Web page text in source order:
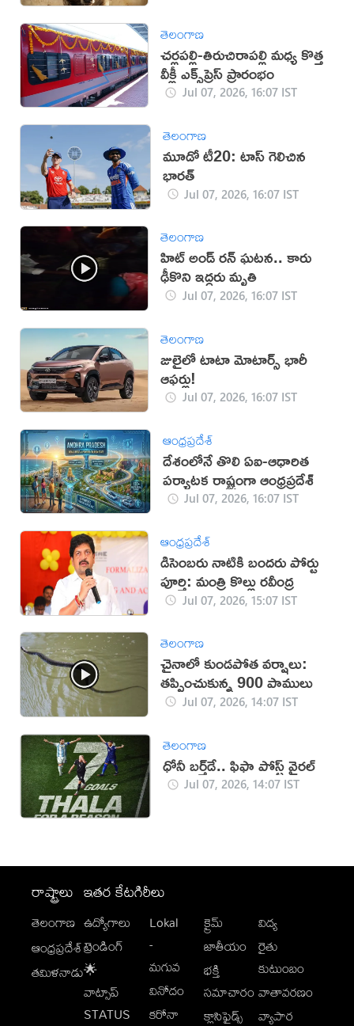
తెలంగాణ
చర్లపల్లి-తిరుచిరాపల్లి మధ్య కొత్త
వీక్లీ ఎక్స్‌ప్రెస్ ప్రారంభం
Jul 07, 2026, 16:07 IST
తెలంగాణ
మూడో టీ20: టాస్ గెలిచిన
భారత్
Jul 07, 2026, 16:07 IST
తెలంగాణ
హిట్ అండ్ రన్ ఘటన.. కారు
ఢీకొని ఇద్దరు మృతి
Jul 07, 2026, 16:07 IST
తెలంగాణ
జులైలో టాటా మోటార్స్ భారీ
ఆఫర్లు!
Jul 07, 2026, 16:07 IST
ఆంధ్రప్రదేశ్
దేశంలోనే తొలి ఏఐ-ఆధారిత
పర్యాటక రాష్ట్రంగా ఆంధ్రప్రదేశ్
Jul 07, 2026, 16:07 IST
ఆంధ్రప్రదేశ్
డిసెంబరు నాటికి బందరు పోర్టు
పూర్తి: మంత్రి కొల్లు రవీంద్ర
Jul 07, 2026, 15:07 IST
తెలంగాణ
చైనాలో కుండపోత వర్షాలు:
తప్పించుకున్న 900 పాములు
Jul 07, 2026, 14:07 IST
తెలంగాణ
ధోనీ బర్త్‌డే.. ఫిఫా పోస్ట్ వైరల్
Jul 07, 2026, 14:07 IST
రాష్ట్రాలు
తెలంగాణ
ఆంధ్రప్రదేశ్
తమిళనాడు
ఇతర కేటగిరీలు
ఉద్యోగాలు
ట్రెండింగ్
🌟
వాట్సాప్
STATUS
Lokal
-
మగువ
వినోదం
కరోనా
క్రైమ్
జాతీయం
భక్తి
సమాచారం
క్లాసిఫైడ్స్
విద్య
రైతు
కుటుంబం
వాతావరణం
వ్యాపార